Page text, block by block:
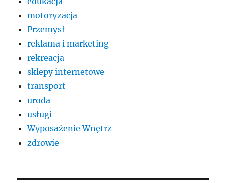
motoryzacja
Przemysł
reklama i marketing
rekreacja
sklepy internetowe
transport
uroda
usługi
Wyposażenie Wnętrz
zdrowie